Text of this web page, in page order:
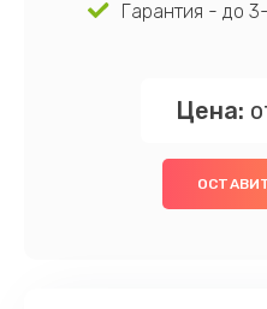
Гарантия - до
Цена: